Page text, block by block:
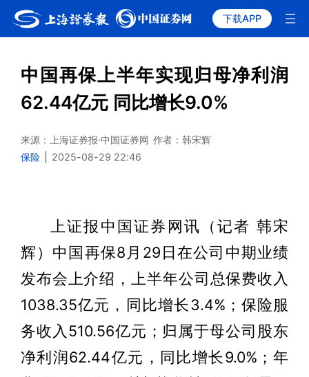
下载APP
中国再保上半年实现归母净利润
62.44亿元 同比增长9.0%
来源：上海证券报·中国证券网 作者：韩宋辉
保险
2025-08-29 22:46
上证报中国证券网讯（记者 韩宋
辉）中国再保8月29日在公司中期业绩
发布会上介绍，上半年公司总保费收入
1038.35亿元，同比增长3.4%；保险服
务收入510.56亿元；归属于母公司股东
净利润62.44亿元，同比增长9.0%；年